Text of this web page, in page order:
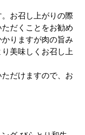
お召し上がりの際
だくことをお勧め
りますが肉の旨み
美味しくお召し上
だけますので、お